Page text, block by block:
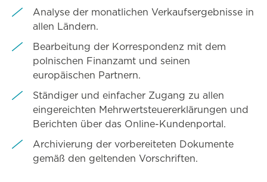
Analyse der monatlichen Verkaufsergebnisse in
allen Ländern.
Bearbeitung der Korrespondenz mit dem
polnischen Finanzamt und seinen
europäischen Partnern.
Ständiger und einfacher Zugang zu allen
eingereichten Mehrwertsteuererklärungen und
Berichten über das Online-Kundenportal.
Archivierung der vorbereiteten Dokumente
gemäß den geltenden Vorschriften.